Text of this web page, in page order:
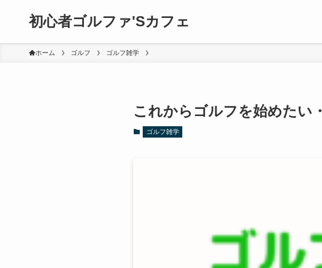
初心者ゴルファ'Sカフェ
ホーム ゴルフ ゴルフ雑学
これからゴルフを始めたい
ゴルフ雑学